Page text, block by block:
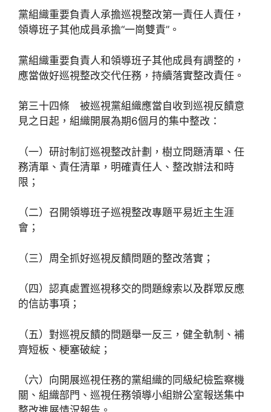
黨組織重要負責人承擔巡視整改第一責任人責任，
領導班子其他成員承擔“一崗雙責”。
黨組織重要負責人和領導班子其他成員有調整的，
應當做好巡視整改交代任務，持續落實整改責任。
第三十四條 被巡視黨組織應當自收到巡視反饋意
見之日起，組織開展為期6個月的集中整改：
（一）研討制訂巡視整改計劃，樹立問題清單、任
務清單、責任清單，明確責任人、整改辦法和時
限；
（二）召開領導班子巡視整改專題平易近主生涯
會；
（三）周全抓好巡視反饋問題的整改落實；
（四）認真處置巡視移交的問題線索以及群眾反應
的信訪事項；
（五）對巡視反饋的問題舉一反三，健全軌制、補
齊短板、梗塞破綻；
（六）向開展巡視任務的黨組織的同級紀檢監察機
關、組織部門、巡視任務領導小組辦公室報送集中